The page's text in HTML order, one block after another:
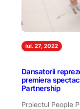
iul. 27, 2022
Dansatorii
premiera
Partnership
Proiectul People